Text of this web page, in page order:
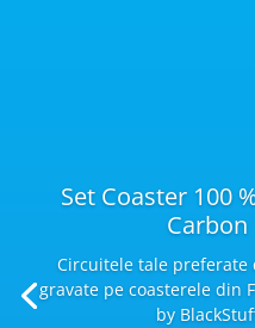
Set Coaster 100
Carbon
Circuitele tale preferate
gravate pe coasterele din
by